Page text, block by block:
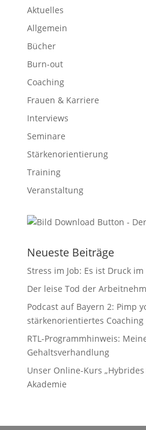
Aktuelles
Allgemein
Bücher
Burn-out
Coaching
Frauen & Karriere
Interviews
Seminare
Stärkenorientierung
Training
Veranstaltung
Neueste Beiträge
Stress im Job: Es ist Druck im
Der leise Tod der
Podcast auf Bayern 2: Pimp
stärkenorientiertes Coaching
RTL-Programmhinweis:
Gehaltsverhandlung
Unser Online-Kurs
Akademie